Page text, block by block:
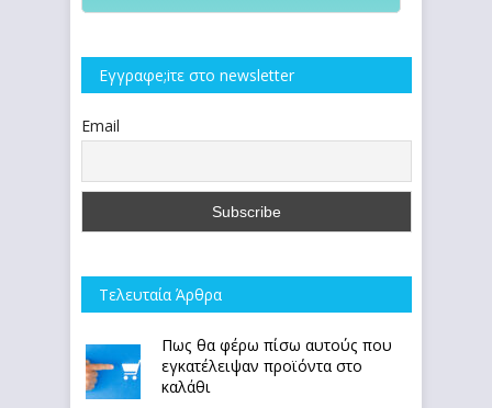
Εγγραφe;iτε στο newsletter
Email
Τελευταία Άρθρα
Πως θα φέρω πίσω αυτούς που
εγκατέλειψαν προϊόντα στο
καλάθι